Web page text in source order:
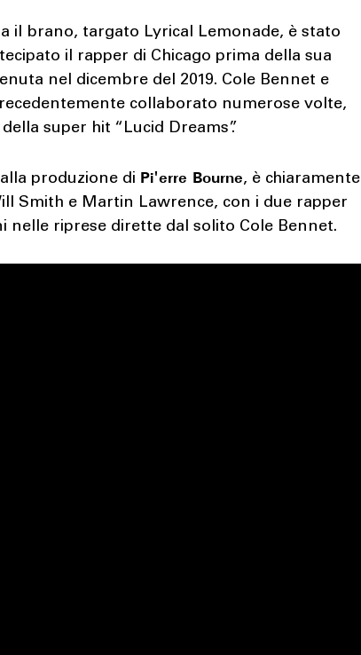
il brano, targato Lyrical Lemonade, è stato
il rapper di Chicago prima della sua
nel dicembre del 2019. Cole Bennet e
collaborato numerose volte,
super hit “Lucid Dreams”.
produzione di Pi'erre Bourne, è chiaramente
Smith e Martin Lawrence, con i due rapper
nelle riprese dirette dal solito Cole Bennet.